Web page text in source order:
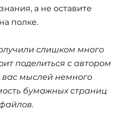
а не оставите
полке.
слишком много
поделиться с автором
вас мыслей немного
бумажных страниц